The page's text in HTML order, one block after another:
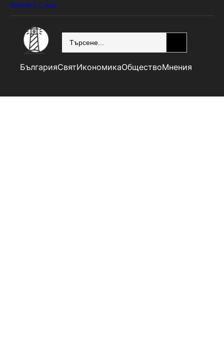
Контакт с нас
БългарияСвятИкономикаОбществоМнения